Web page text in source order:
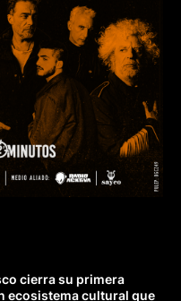
cierra su primera
ecosistema cultural que